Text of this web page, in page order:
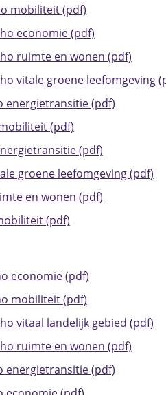
mobiliteit (pdf)
economie (pdf)
ruimte en wonen (pdf)
vitale groene leefomgeving
energietransitie (pdf)
(pdf)
(pdf)
groene leefomgeving (pdf)
en wonen (pdf)
(pdf)
economie (pdf)
mobiliteit (pdf)
vitaal landelijk gebied (pdf)
ruimte en wonen (pdf)
energietransitie (pdf)